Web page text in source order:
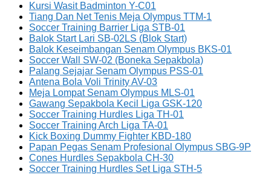
Kursi Wasit Badminton Y-C01
Tiang Dan Net Tenis Meja Olympus TTM-1
Soccer Training Barrier Liga STB-01
Balok Start Lari SB-02LS (Blok Start)
Balok Keseimbangan Senam Olympus BKS-01
Soccer Wall SW-02 (Boneka Sepakbola)
Palang Sejajar Senam Olympus PSS-01
Antena Bola Voli Trinity AV-03
Meja Lompat Senam Olympus MLS-01
Gawang Sepakbola Kecil Liga GSK-120
Soccer Training Hurdles Liga TH-01
Soccer Training Arch Liga TA-01
Kick Boxing Dummy Fighter KBD-180
Papan Pegas Senam Profesional Olympus SBG-9P
Cones Hurdles Sepakbola CH-30
Soccer Training Hurdles Set Liga STH-5